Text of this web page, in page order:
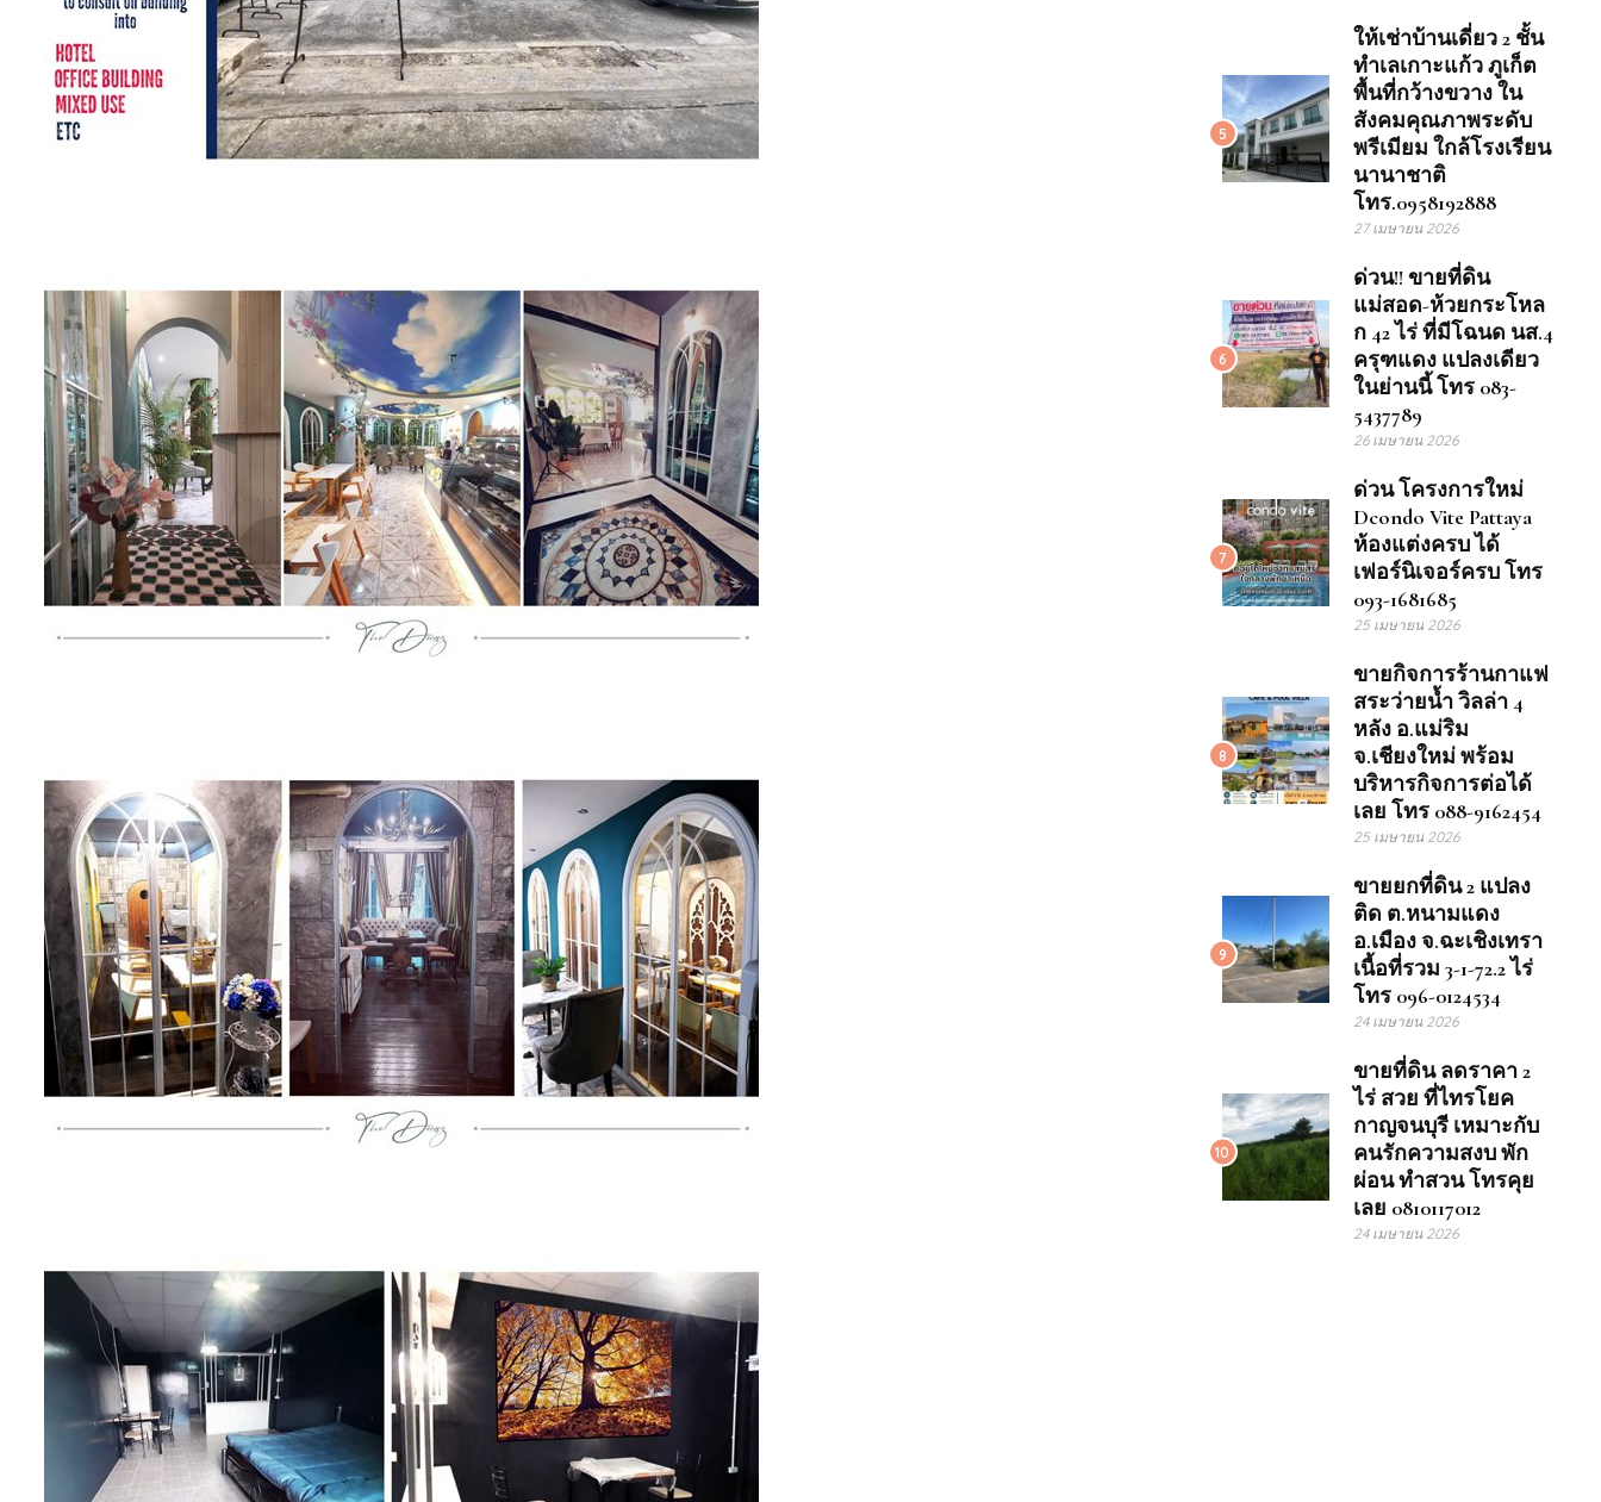
5
ให้เช่าบ้านเดี่ยว 2 ชั้น
ทำเลเกาะแก้ว ภูเก็ต
พื้นที่กว้างขวาง ใน
สังคมคุณภาพระดับ
พรีเมียม ใกล้โรงเรียน
นานาชาติ
โทร.0958192888
27 เมษายน 2026
6
ด่วน!! ขายที่ดิน
แม่สอด-ห้วยกระโหล
ก 42 ไร่ ที่มีโฉนด นส.4
ครุฑแดง แปลงเดียว
ในย่านนี้ โทร 083-
5437789
26 เมษายน 2026
7
ด่วน โครงการใหม่
Dcondo Vite Pattaya
ห้องแต่งครบ ได้
เฟอร์นิเจอร์ครบ โทร
093-1681685
25 เมษายน 2026
8
ขายกิจการร้านกาแฟ
สระว่ายน้ำ วิลล่า 4
หลัง อ.แม่ริม
จ.เชียงใหม่ พร้อม
บริหารกิจการต่อได้
เลย โทร 088-9162454
25 เมษายน 2026
9
ขายยกที่ดิน 2 แปลง
ติด ต.หนามแดง
อ.เมือง จ.ฉะเชิงเทรา
เนื้อที่รวม 3-1-72.2 ไร่
โทร 096-0124534
24 เมษายน 2026
10
ขายที่ดิน ลดราคา 2
ไร่ สวย ที่ไทรโยค
กาญจนบุรี เหมาะกับ
คนรักความสงบ พัก
ผ่อน ทำสวน โทรคุย
เลย 0810117012
24 เมษายน 2026